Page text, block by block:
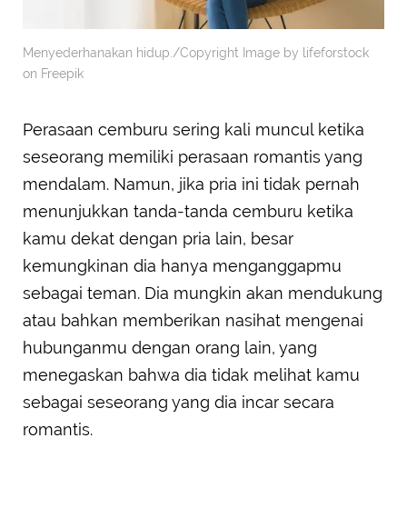
Menyederhanakan hidup./Copyright Image by lifeforstock
on Freepik
Perasaan cemburu sering kali muncul ketika
seseorang memiliki perasaan romantis yang
mendalam. Namun, jika pria ini tidak pernah
menunjukkan tanda-tanda cemburu ketika
kamu dekat dengan pria lain, besar
kemungkinan dia hanya menganggapmu
sebagai teman. Dia mungkin akan mendukung
atau bahkan memberikan nasihat mengenai
hubunganmu dengan orang lain, yang
menegaskan bahwa dia tidak melihat kamu
sebagai seseorang yang dia incar secara
romantis.